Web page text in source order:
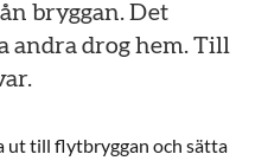
bryggan. Det
andra drog hem. Till
ut till flytbryggan och sätta